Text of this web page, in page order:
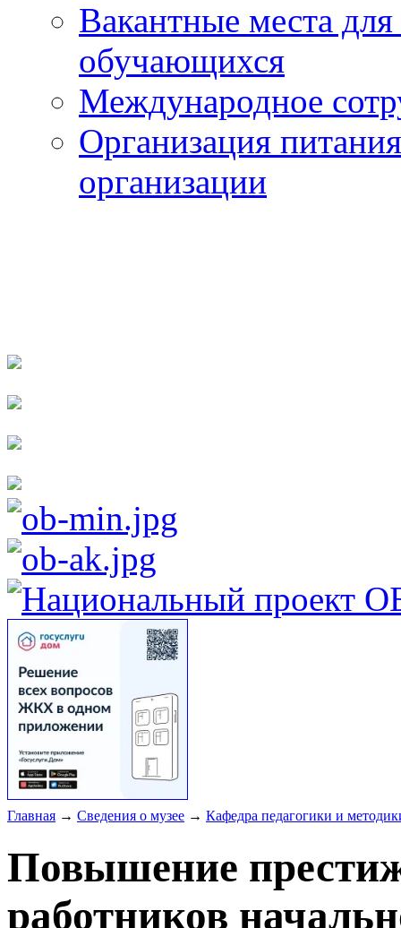
Вакантные места
обучающихся
Международное
Организация
организации
Главная → Сведения о музее → Кафедра педагогики и
Повышение
работников